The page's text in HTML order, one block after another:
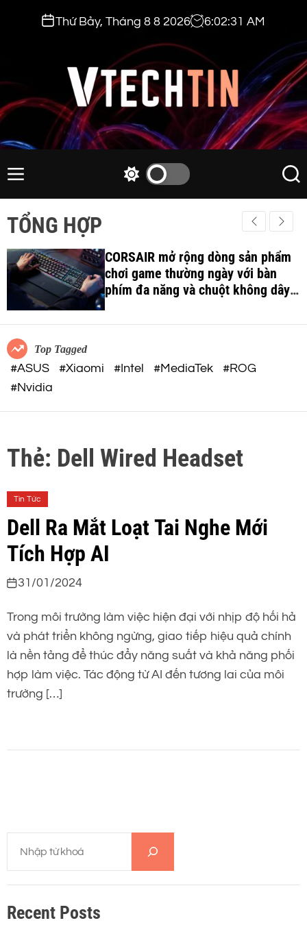
t
o
c
o
e
Thứ Bảy, Tháng 8 8 2026 6:02:32 AM
v
c
h
t
i
n
.
c
m
M
e
w
h
c
o
o
d
S
e
a
r
h
TỔNG HỢP
CORSAIR mở rộng dòng sản phẩm
chơi game thường ngày với bàn
phím đa năng và chuột không dây
công thái học
Top Tagged
#ASUS #Xiaomi #Intel #MediaTek
#ROG
#Nvidia
Thẻ: Dell Wired Headset
Tin Tức
Dell Ra Mắt Loạt Tai Nghe Mới
Tích Hợp AI
31/01/2024
Trong môi trường làm việc hiện đại với nhịp độ hối hả
và phát triển không ngừng, giao tiếp hiệu quả chính
là nền tảng để thúc đẩy năng suất và khả năng phối
hợp làm việc. Tác động từ AI đến tương lai của môi
trường […]
m
iRecent Posts